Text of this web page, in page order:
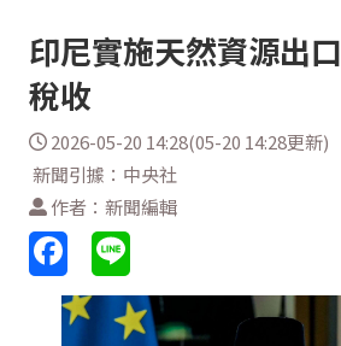
印尼實施天然資源出
稅收
2026-05-20 14:28(05-20 14:28更新)
新聞引據：中央社
作者：新聞編輯